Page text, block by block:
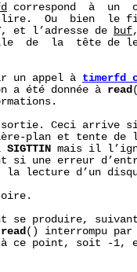
correspond  à
Ou  bien  le
, et l’adresse de buf
de  la  tête de
un appel à
a été donnée à
read
Ceci arrive
plan et tente de
SIGTTIN mais il
si une erreur
la lecture d’un
se produire,
read () interrompu
ce point, soit -1,